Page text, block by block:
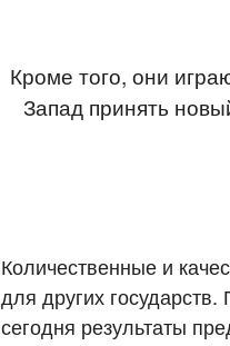
Кроме того, они
Запад принять
Количественные и
для других
сегодня результаты